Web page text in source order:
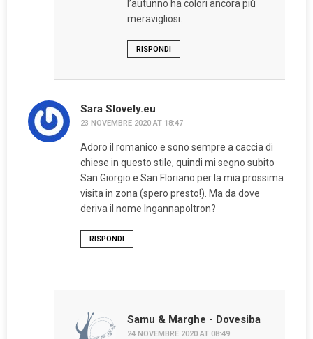
l’autunno ha colori ancora più
meravigliosi.
RISPONDI
Sara Slovely.eu
23 NOVEMBRE 2020 AT 18:47
Adoro il romanico e sono sempre a caccia di
chiese in questo stile, quindi mi segno subito
San Giorgio e San Floriano per la mia prossima
visita in zona (spero presto!). Ma da dove
deriva il nome Ingannapoltron?
RISPONDI
Samu & Marghe - Dovesiba
24 NOVEMBRE 2020 AT 08:49